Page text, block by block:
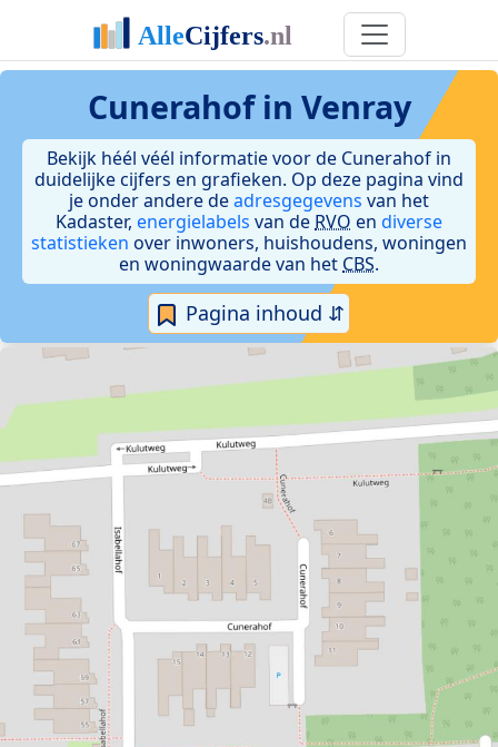
Cunerahof in Venray
Bekijk héél véél informatie voor de Cunerahof in
duidelijke cijfers en grafieken. Op deze pagina vind
je onder andere deadresgegevens van het
Kadaster, energielabels van de RVO en diverse
statistieken over inwoners, huishoudens, woningen
en woningwaarde van het CBS.
Pagina inhoud ⇵